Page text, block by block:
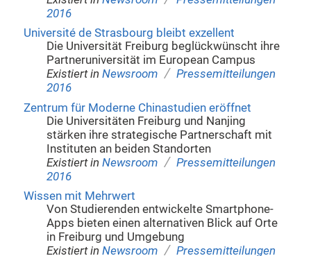
2016
Université de Strasbourg bleibt exzellent
Die Universität Freiburg beglückwünscht ihre
Partneruniversität im European Campus
Existiert in Newsroom / Pressemitteilungen
2016
Zentrum für Moderne Chinastudien eröffnet
Die Universitäten Freiburg und Nanjing
stärken ihre strategische Partnerschaft mit
Instituten an beiden Standorten
Existiert in Newsroom / Pressemitteilungen
2016
Wissen mit Mehrwert
Von Studierenden entwickelte Smartphone-
Apps bieten einen alternativen Blick auf Orte
in Freiburg und Umgebung
Existiert in Newsroom / Pressemitteilungen